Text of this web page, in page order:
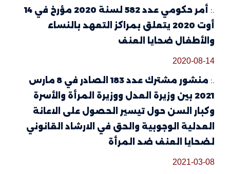
أمر حكومي عدد 582 لسنة 2020 مؤرخ في 14
أوت 2020 يتعلق بمراكز التعهد بالنساء
والأطفال ضحايا العنف
2020-08-14
منشور مشترك عدد 183 الصادر في 8 مارس
2021 بين وزيرة العدل ووزيرة المرأة والأسرة
وكبار السن حول تيسير الحصول على الاعانة
العدلية الوجوبية والحق في الارشاد القانوني
لضحايا العنف ضد المرأة
2021-03-08